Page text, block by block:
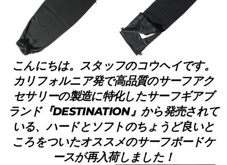
こんにちは。スタッフのコウヘイです。
カリフォルニア発で高品質のサーフアク
セサリーの製造に特化したサーフギアブ
ランド『DESTINATION』から発売されて
いる、ハードとソフトのちょうど良いと
ころをついたオススメのサーフボードケ
ースが再入荷しました！